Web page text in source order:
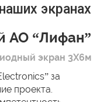
экранах
АО “Лифан”
экран 3Х6м
за
проекта.